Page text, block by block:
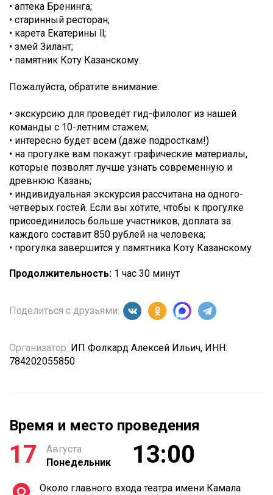
• аптека Бренинга;
• старинный ресторан;
• карета Екатерины ll;
• змей Зилант;
• памятник Коту Казанскому.
Пожалуйста, обратите внимание:
• экскурсию для проведёт гид-филолог из нашей
команды с 10-летним стажем;
• интересно будет всем (даже подросткам!)
• на прогулке вам покажут графические материалы,
которые позволят лучше узнать современную и
древнюю Казань;
• индивидуальная экскурсия рассчитана на одного-
четверых гостей. Если вы хотите, чтобы к прогулке
присоединилось больше участников, доплата за
каждого составит 850 рублей на человека;
• прогулка завершится у памятника Коту Казанскому
Продолжительность: 1 час 30 минут
Поделиться с друзьями:
Организатор: ИП Фолкард Алексей Ильич, ИНН:
784202055850
Время и место проведения
17
Августа
Понедельник
13:00
Около главного входа театра имени Камала